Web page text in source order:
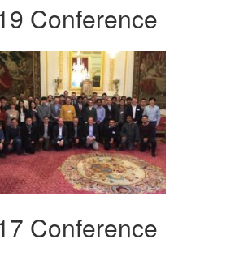
Conference
Conference